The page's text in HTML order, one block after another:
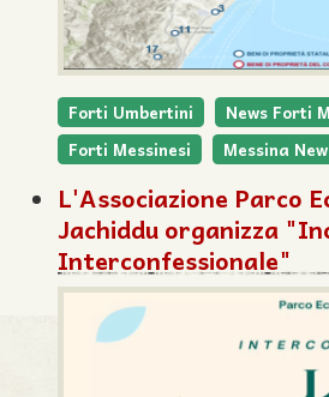
Forti Umbertini
News Forti
Forti Messinesi
Messina
L'Associazione Parco
Jachiddu organizza
Interconfessionale"